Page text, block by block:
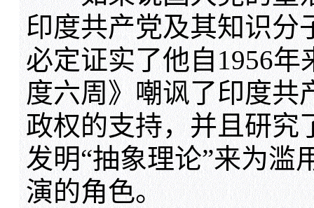
印度共产党及其知识分
必定证实了他自1956
度六周》嘲讽了印度共
政权的支持，并且研究
发明“抽象理论”来为滥
演的角色。